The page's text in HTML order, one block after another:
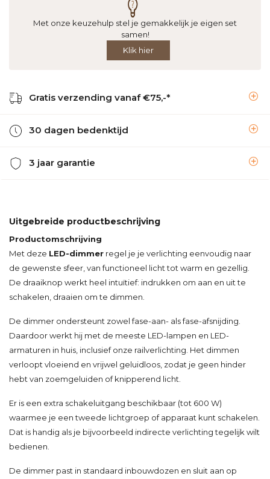
Met onze keuzehulp stel je gemakkelijk je eigen set
samen!
Klik hier
Gratis verzending vanaf €75,-*
30 dagen bedenktijd
3 jaar garantie
Uitgebreide productbeschrijving
Productomschrijving
Met deze LED-dimmer regel je je verlichting eenvoudig naar
de gewenste sfeer, van functioneel licht tot warm en gezellig.
De draaiknop werkt heel intuïtief: indrukken om aan en uit te
schakelen, draaien om te dimmen.
De dimmer ondersteunt zowel fase-aan- als fase-afsnijding.
Daardoor werkt hij met de meeste LED-lampen en LED-
armaturen in huis, inclusief onze railverlichting. Het dimmen
verloopt vloeiend en vrijwel geluidloos, zodat je geen hinder
hebt van zoemgeluiden of knipperend licht.
Er is een extra schakeluitgang beschikbaar (tot 600 W)
waarmee je een tweede lichtgroep of apparaat kunt schakelen.
Dat is handig als je bijvoorbeeld indirecte verlichting tegelijk wilt
bedienen.
De dimmer past in standaard inbouwdozen en sluit aan op